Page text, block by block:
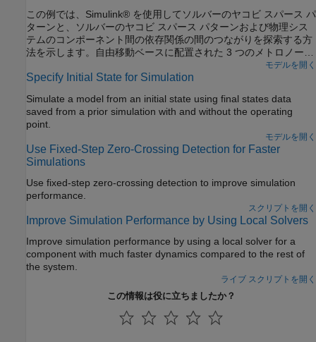
対する数値的に安定した解を得ることができません。スティッフ
な問題には、すぐに変化する要素と、ゆっくりと変化する要素が
含まれていることがあります。
この例では、Simulink® を使用してソルバーのヤコビ スパース パ
ターンと、ソルバーのヤコビ スパース パターンおよび物理シス
テムのコンポーネント間の依存関係の間のつながりを探索する方
法を示します。自由移動ベースに配置された 3 つのメトロノーム
の同期をモデル化する Simulink モデルが使用されます。モデルを開く
Specify Initial State for Simulation
Simulate a model from an initial state using final states data
saved from a prior simulation with and without the operating
point.
モデルを開く
Use Fixed-Step Zero-Crossing Detection for Faster
Simulations
Use fixed-step zero-crossing detection to improve simulation
performance.
スクリプトを開く
Improve Simulation Performance by Using Local Solvers
Improve simulation performance by using a local solver for a
component with much faster dynamics compared to the rest of
the system.
ライブ スクリプトを開く
この情報は役に立ちましたか？